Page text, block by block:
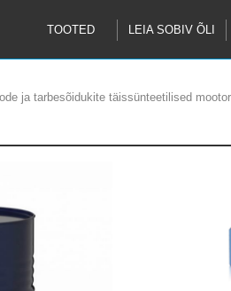
TOOTED LEIA SOBIV ÕLI
ja tarbesõidukite täissünteetilised